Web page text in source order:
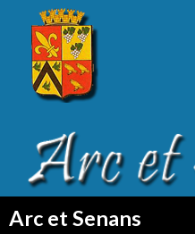
Arc et Senans